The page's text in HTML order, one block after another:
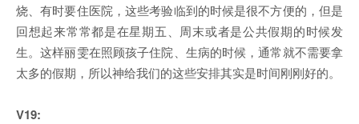
烧、有时要住医院，这些考验临到的时候是很不方便的，但是
回想起来常常都是在星期五、周末或者是公共假期的时候发
生。这样丽雯在照顾孩子住院、生病的时候，通常就不需要拿
太多的假期，所以神给我们的这些安排其实是时间刚刚好的。
V19: